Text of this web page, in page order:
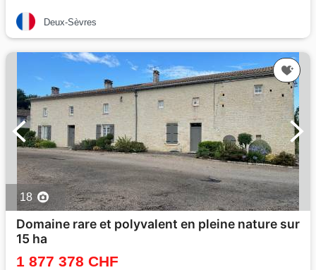
Deux-Sèvres
18
Domaine rare et polyvalent en pleine nature sur
15 ha
1 877 378 CHF